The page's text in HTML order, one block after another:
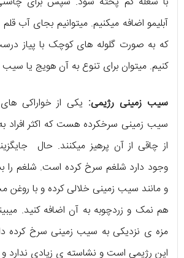
آبلیمو اضافه میکنیم. میتوانیم بجای آب
که به صورت گلوله های کوچک با پیاز
کنیم. میتوان برای تنوع به آن هویج یا سیب
سیب زمینی رژیمی: یکی از خواراکی
سیب زمینی سرخکرده هست که اکثر افراد
از چاقی از آن پرهیز میکنند. حال
وجود دارد شلغم سرخ کرده است. شلغم را
و مانند سیب زمینی خلالی کرده و با روغن
هم نمک و زردچوبه به آن اضافه کنید.
مزه ی نزدیکی به سیب زمینی سرخ کرده
این رژیمی است و نشاسته ی زیادی ندارد